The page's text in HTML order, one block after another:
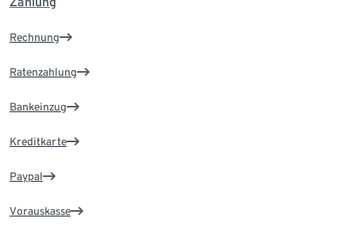
Rechnung
Ratenzahlung
Bankeinzug
Kreditkarte
Paypal
Vorauskasse